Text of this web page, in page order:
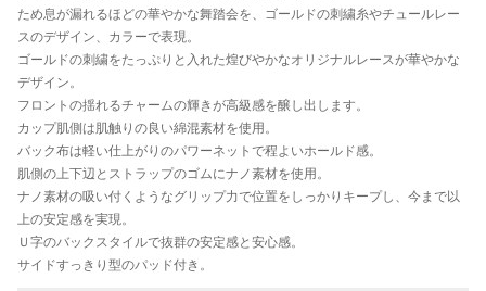
ため息が漏れるほどの華やかな舞踏会を、ゴールドの刺繍糸やチュールレー
スのデザイン、カラーで表現。
ゴールドの刺繍をたっぷりと入れた煌びやかなオリジナルレースが華やかな
デザイン。
フロントの揺れるチャームの輝きが高級感を醸し出します。
カップ肌側は肌触りの良い綿混素材を使用。
バック布は軽い仕上がりのパワーネットで程よいホールド感。
肌側の上下辺とストラップのゴムにナノ素材を使用。
ナノ素材の吸い付くようなグリップ力で位置をしっかりキープし、今まで以
上の安定感を実現。
Ｕ字のバックスタイルで抜群の安定感と安心感。
サイドすっきり型のパッド付き。